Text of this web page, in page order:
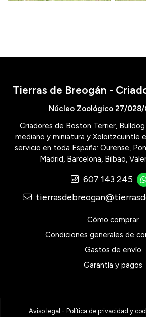
Tierras de Breogán -
Núcleo Zoológico 27/
Criadores de Boston Terrier,
mediano y miniatura y Xoloitzcuintle
servicio en toda España: Ourense,
Madrid, Barcelona, Bilbao,
607 143 245
Cómo comprar
Condiciones generales de
Gastos de envío
Garantía y pagos
Aviso legal - Política de privacidad y